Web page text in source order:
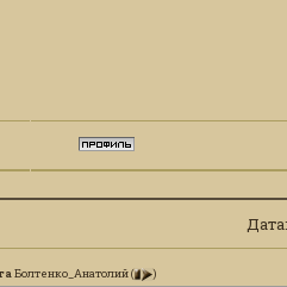
Болтенко_Анатолий( )